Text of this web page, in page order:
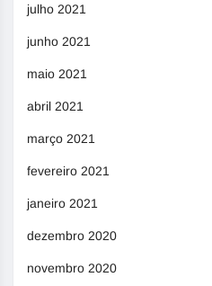
julho 2021
junho 2021
maio 2021
abril 2021
março 2021
fevereiro 2021
janeiro 2021
dezembro 2020
novembro 2020